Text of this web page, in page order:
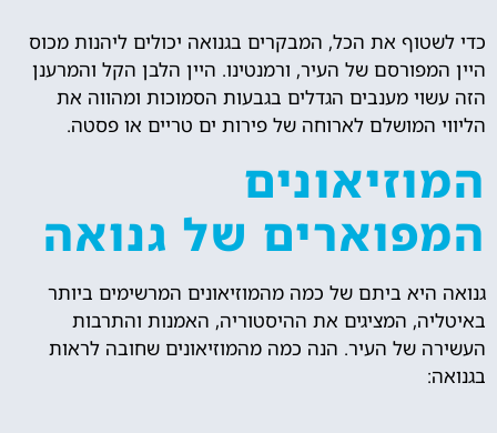
כדי לשטוף את הכל, המבקרים בגנואה יכולים ליהנות מכוס
היין המפורסם של העיר, ורמנטינו. היין הלבן הקל והמרענן
הזה עשוי מענבים הגדלים בגבעות הסמוכות ומהווה את
הליווי המושלם לארוחה של פירות ים טריים או פסטה.
המוזיאונים
המפוארים של גנואה
גנואה היא ביתם של כמה מהמוזיאונים המרשימים ביותר
באיטליה, המציגים את ההיסטוריה, האמנות והתרבות
העשירה של העיר. הנה כמה מהמוזיאונים שחובה לראות
בגנואה: